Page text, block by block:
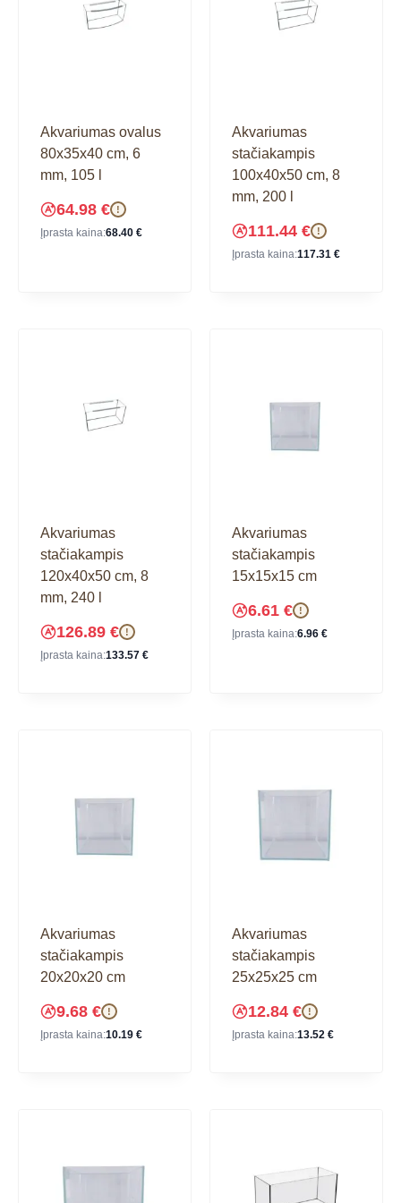
Akvariumas ovalus
80x35x40 cm, 6
mm, 105 l
64.98 € !
Įprasta kaina:68.40 €
Akvariumas
stačiakampis
100x40x50 cm, 8
mm, 200 l
111.44 € !
Įprasta kaina:117.31 €
Akvariumas
stačiakampis
120x40x50 cm, 8
mm, 240 l
126.89 € !
Įprasta kaina:133.57 €
Akvariumas
stačiakampis
15x15x15 cm
6.61 € !
Įprasta kaina:6.96 €
Akvariumas
stačiakampis
20x20x20 cm
9.68 € !
Įprasta kaina:10.19 €
Akvariumas
stačiakampis
25x25x25 cm
12.84 € !
Įprasta kaina:13.52 €